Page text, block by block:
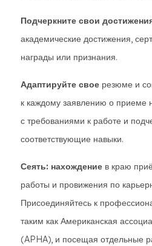
Подчеркните свои
академические достижения,
награды или признания.
Адаптируйте свое резюме и
к каждому заявлению о приеме
с требованиями к работе и
соответствующие навыки.
Сеять: нахождение в краю
работы и провижения по
Присоединяйтесь к
таким как Американская
(APHA), и посещая отдельные